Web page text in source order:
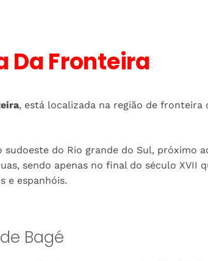
Da Fronteira
, está localizada na região de fronteira
sudoeste do Rio grande do Sul, próximo
sendo apenas no final do século XVII
e espanhóis.
Bagé